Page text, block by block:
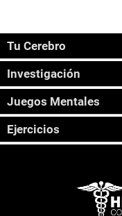
Tu Cerebro
Investigación
Juegos Mentales
Ejercicios